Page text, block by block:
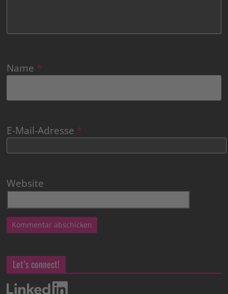
Name *
E-Mail-Adresse *
Website
Let’s connect!